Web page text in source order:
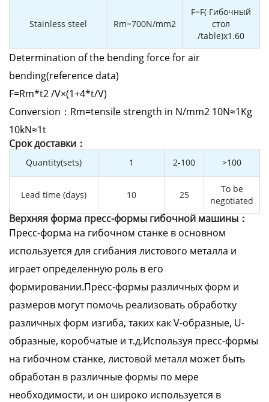
Stainless steel Rm=700N/mm2
F=F( Гибочный
стол
/table)x1.60
Determination of the bending force for air
bending(reference data)
F=Rm*t2 /V×(1+4*t/V)
Conversion：Rm=tensile strength in N/mm2 10N≈1Kg
10kN≈1t
Cрок доставки：
Quantity(sets) 1 2-100 >100
Lead time (days) 10 25
To be
negotiated
Верхняя форма пресс-формы гибочной машины：
Пресс-форма на гибочном станке в основном
используется для сгибания листового металла и
играет определенную роль в его
формировании.Пресс-формы различных форм и
размеров могут помочь реализовать обработку
различных форм изгиба, таких как V-образные, U-
образные, коробчатые и т.д.Используя пресс-формы
на гибочном станке, листовой металл может быть
обработан в различные формы по мере
необходимости, и он широко используется в